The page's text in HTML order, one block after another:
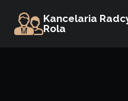
Kancelaria
Rola